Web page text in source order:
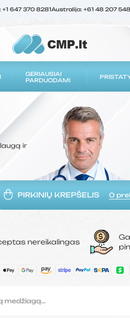
+1 647 370 8281Australija: +61 48 207
GERIAUSIAI
PARDUODAMI
ir
PIRKINIŲ KREPŠELIS 0
nereikalingas